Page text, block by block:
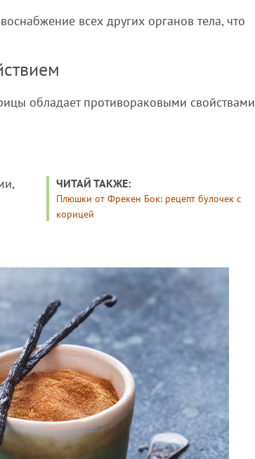
всех других органов тела, что
обладает противораковыми свойствами
ЧИТАЙ ТАКЖЕ:
Плюшки от Фрекен Бок: рецепт булочек с
корицей